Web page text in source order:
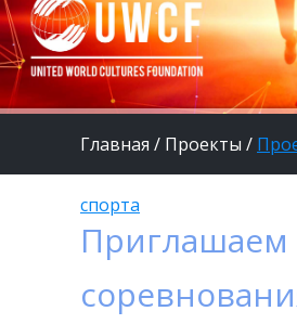
Главная / Проекты /
спорта
Приглашаем